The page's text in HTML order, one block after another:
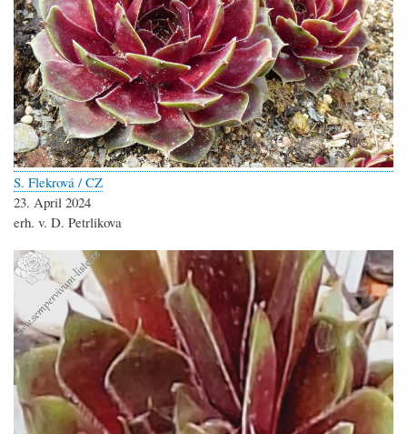
S. Flekrová / CZ
23. April 2024
erh. v. D. Petrlikova